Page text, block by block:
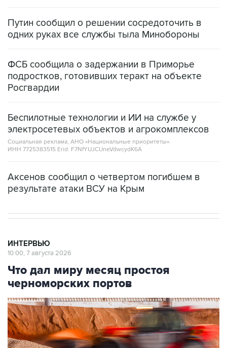
Путин сообщил о решении сосредоточить в
одних руках все службы тыла Минобороны
ФСБ сообщила о задержании в Приморье
подростков, готовивших теракт на объекте
Росгвардии
Беспилотные технологии и ИИ на службе у
электросетевых объектов и агрокомплексов
Социальная реклама, АНО «Национальные приоритеты».
ИНН 7725383515 Erid: F7NfYUJCUneVdwcydK6A
Аксенов сообщил о четвертом погибшем в
результате атаки ВСУ на Крым
ИНТЕРВЬЮ
10:00, 7 августа 2026
Что дал миру месяц простоя
черноморских портов